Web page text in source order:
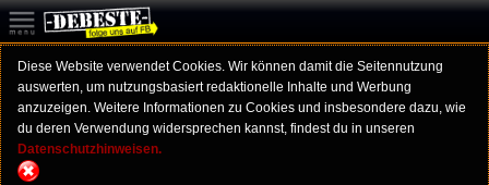
Diese Website verwendet Cookies. Wir können damit die Seitennutzung
auswerten, um nutzungsbasiert redaktionelle Inhalte und Werbung
anzuzeigen. Weitere Informationen zu Cookies und insbesondere dazu, wie
du deren Verwendung widersprechen kannst, findest du in unseren
Datenschutzhinweisen.